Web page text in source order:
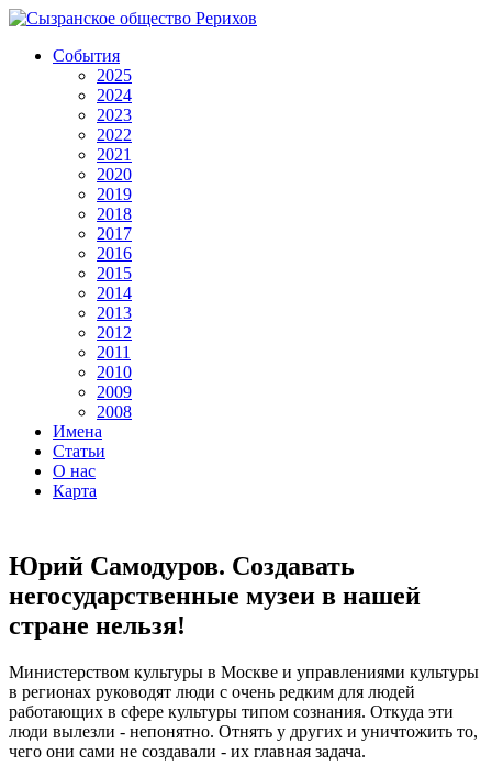
События
2025
2024
2023
2022
2021
2020
2019
2018
2017
2016
2015
2014
2013
2012
2011
2010
2009
2008
Имена
Статьи
О нас
Карта
Юрий Самодуров. Создавать
негосударственные музеи в нашей
стране нельзя!
Министерством культуры в Москве и управлениями культуры
в регионах руководят люди с очень редким для людей
работающих в сфере культуры типом сознания. Откуда эти
люди вылезли - непонятно. Отнять у других и уничтожить то,
чего они сами не создавали - их главная задача.